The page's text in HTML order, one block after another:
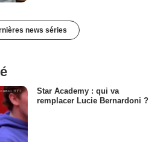
news séries
Star Academy : qui va
remplacer Lucie Bernardoni ?